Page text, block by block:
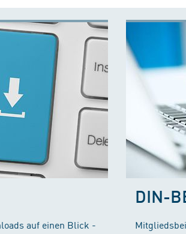
auf einen Blick -
DIN-